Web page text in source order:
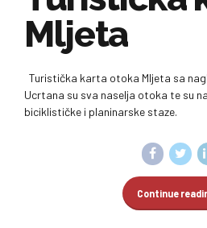
Mljeta
Turistička karta otoka Mljeta sa
Ucrtana su sva naselja otoka te su
biciklističke i planinarske staze.
Continue